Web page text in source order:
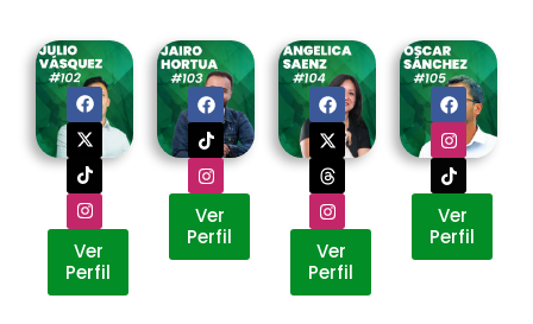
Ver
Perfil
Ver
Perfil
Ver
Perfil
Ver
Perfil